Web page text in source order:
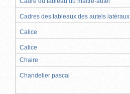
Cadres des tableaux des autels latéraux
Calice
Calice
Chaire
Chandelier pascal